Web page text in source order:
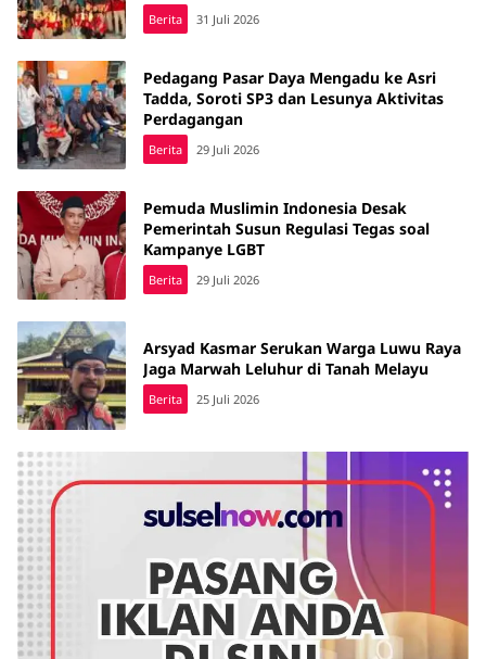
Berita 31 Juli 2026
Pedagang Pasar Daya Mengadu ke Asri
Tadda, Soroti SP3 dan Lesunya Aktivitas
Perdagangan
Berita 29 Juli 2026
Pemuda Muslimin Indonesia Desak
Pemerintah Susun Regulasi Tegas soal
Kampanye LGBT
Berita 29 Juli 2026
Arsyad Kasmar Serukan Warga Luwu Raya
Jaga Marwah Leluhur di Tanah Melayu
Berita 25 Juli 2026